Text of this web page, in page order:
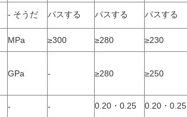
- そうだ パスする パスする パスする
MPa ≥300 ≥280 ≥230
GPa - ≥280 ≥250
- - 0.20・0.25 0.20・0.25